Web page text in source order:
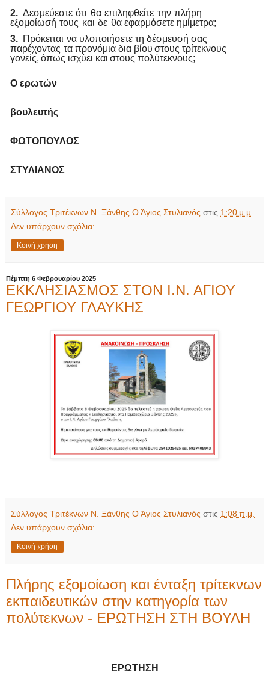
2. Δεσμεύεστε ότι θα επιληφθείτε την πλήρη
εξομοίωσή τους και δε θα εφαρμόσετε ημίμετρα;
3.
Πρόκειται να υλοποιήσετε τη δέσμευσή σας
παρέχοντας τα προνόμια δια βίου στους τρίτεκνους
γονείς, όπως ισχύει και στους πολύτεκνους;
Ο ερωτών
βουλευτής
ΦΩΤΟΠΟΥΛΟΣ
ΣΤΥΛΙΑΝΟΣ
Σύλλογος Τριτέκνων Ν. Ξάνθης Ο Άγιος Στυλιανός στις 1:20 μ.μ.
Δεν υπάρχουν σχόλια:
Κοινή χρήση
Πέμπτη 6 Φεβρουαρίου 2025
ΕΚΚΛΗΣΙΑΣΜΟΣ ΣΤΟΝ Ι.Ν. ΑΓΙΟΥ
ΓΕΩΡΓΙΟΥ ΓΛΑΥΚΗΣ
Σύλλογος Τριτέκνων Ν. Ξάνθης Ο Άγιος Στυλιανός στις 1:08 π.μ.
Δεν υπάρχουν σχόλια:
Κοινή χρήση
Πλήρης εξομοίωση και ένταξη τρίτεκνων
εκπαιδευτικών στην κατηγορία των
πολύτεκνων - ΕΡΩΤΗΣΗ ΣΤΗ ΒΟΥΛΗ
ΕΡΩΤΗΣΗ